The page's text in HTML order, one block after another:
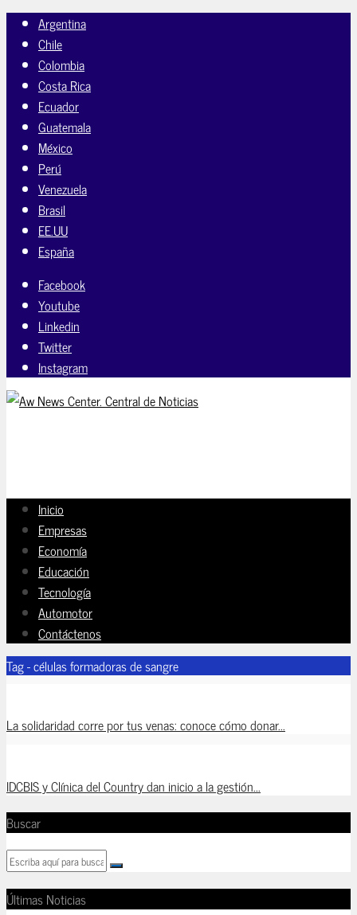
Argentina
Chile
Colombia
Costa Rica
Ecuador
Guatemala
México
Perú
Venezuela
Brasil
EE.UU
España
Facebook
Youtube
Linkedin
Twitter
Instagram
Inicio
Empresas
Economía
Educación
Tecnología
Automotor
Contáctenos
Tag - células formadoras de sangre
La solidaridad corre por tus venas: conoce cómo donar...
IDCBIS y Clínica del Country dan inicio a la gestión...
Buscar
Últimas Noticias